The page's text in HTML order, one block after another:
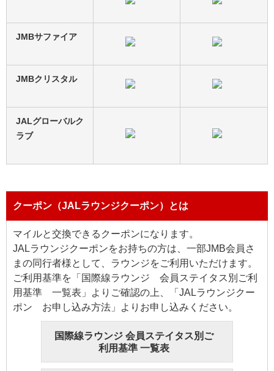
JMBサファイア
JMBクリスタル
JALグローバルク
ラブ
クーポン（JALラウンジクーポン）とは
マイルと交換できるクーポンになります。
JALラウンジクーポンをお持ちの方は、一部JMB会員さ
まの同行者様として、ラウンジをご利用いただけます。
ご利用基準を「国際線ラウンジ 会員ステイタス別ご利
用基準 一覧表」よりご確認の上、「JALラウンジクー
ポン お申し込み方法」よりお申し込みください。
国際線ラウンジ 会員ステイタス別ご
利用基準 一覧表